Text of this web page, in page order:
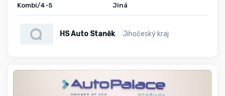
Kombi/4-5
Jiná
HS Auto Staněk Jihočeský kraj